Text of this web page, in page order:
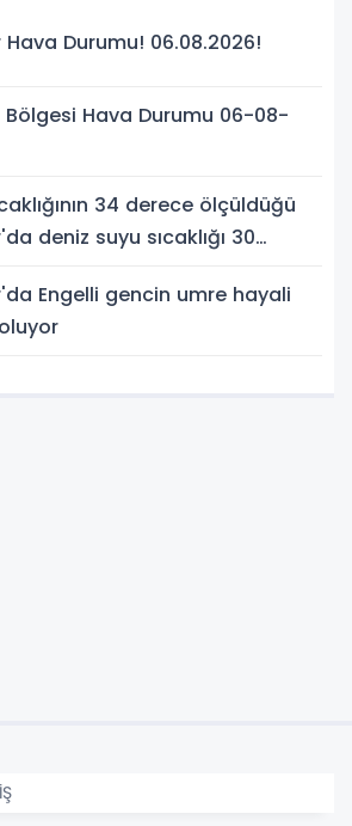
Durumu! 06.08.2026!
Bölgesi Hava Durumu 06-08-
34 derece ölçüldüğü
deniz suyu sıcaklığı 30
Engelli gencin umre hayali